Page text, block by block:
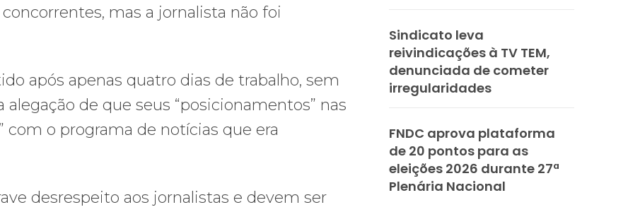
mas a jornalista não foi
após apenas quatro dias de trabalho, sem
de que seus “posicionamentos” nas
com o programa de notícias que era
desrespeito aos jornalistas e devem ser
Sindicato leva
reivindicações à TV TEM,
denunciada de cometer
irregularidades
FNDC aprova plataforma
de 20 pontos para as
eleições 2026 durante 27ª
Plenária Nacional